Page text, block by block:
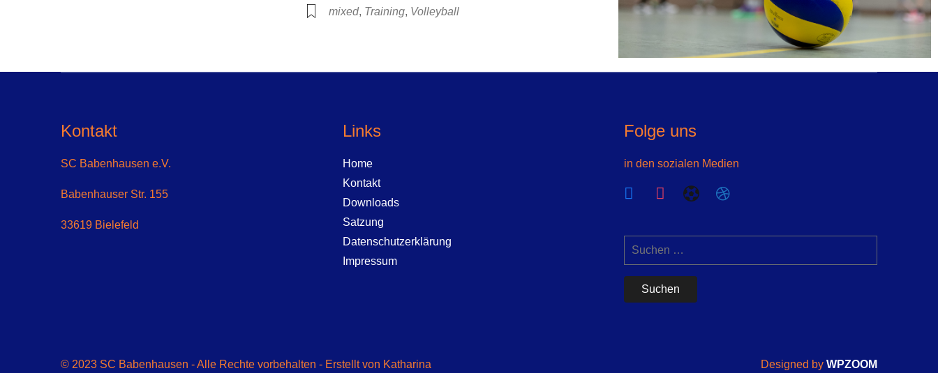
mixed, Training, Volleyball
Kontakt
SC Babenhausen e.V.
Babenhauser Str. 155
33619 Bielefeld
Links
Home
Kontakt
Downloads
Satzung
Datenschutzerklärung
Impressum
Folge uns
in den sozialen Medien
facebookinstagram
futbol-
dribbble
Suchen
nach:
© 2023 SC Babenhausen - Alle Rechte vorbehalten - Erstellt von Katharina Designed by WPZOOM